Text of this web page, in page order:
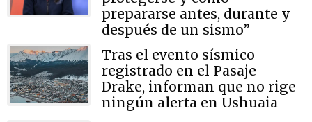
prepararse antes, durante y
después de un sismo”
Tras el evento sísmico
registrado en el Pasaje
Drake, informan que no rige
ningún alerta en Ushuaia